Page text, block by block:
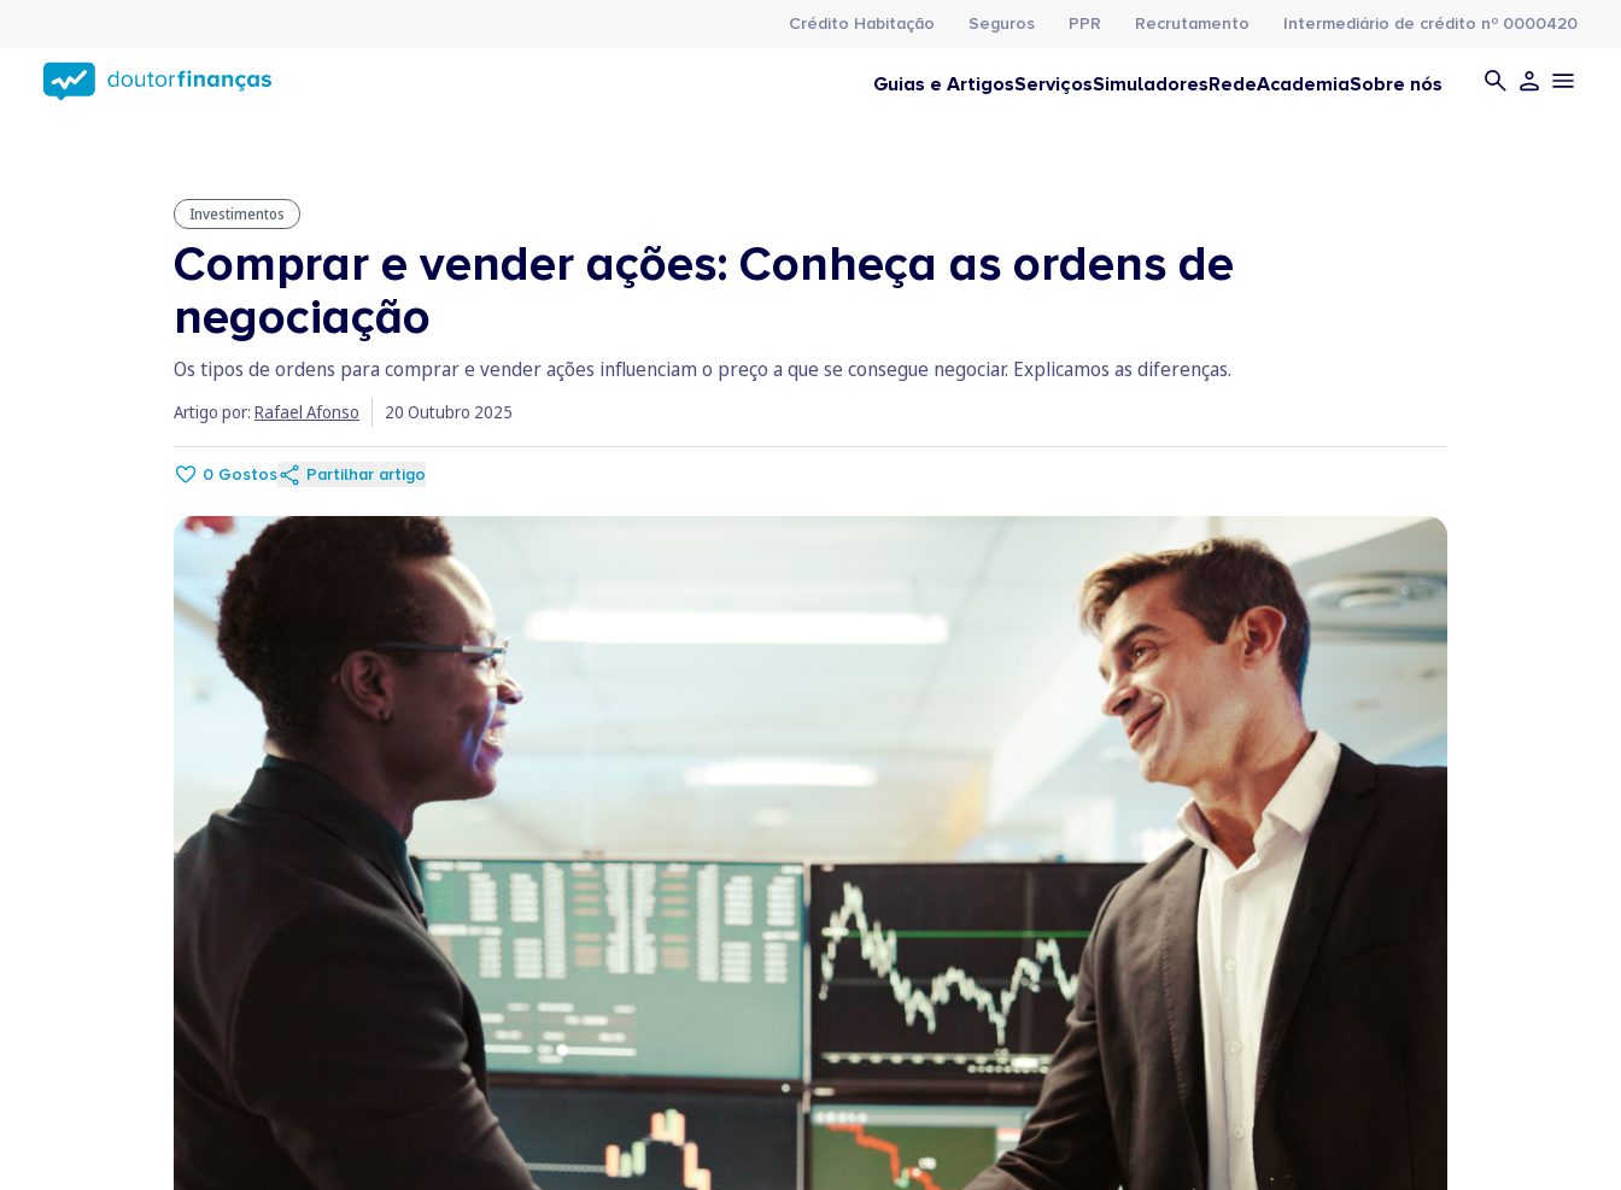
conteúdo
principal
Crédito Habitação Seguros PPR Recrutamento Intermediário de crédito nº 0000420
Guias e ArtigosServiçosSimuladoresRedeAcademiaSobre nós
Investimentos
Comprar e vender ações: Conheça as ordens de
negociação
Os tipos de ordens para comprar e vender ações influenciam o preço a que se consegue negociar. Explicamos as diferenças.
Artigo por: Rafael Afonso 20 Outubro 2025
0 Gostos Partilhar artigo